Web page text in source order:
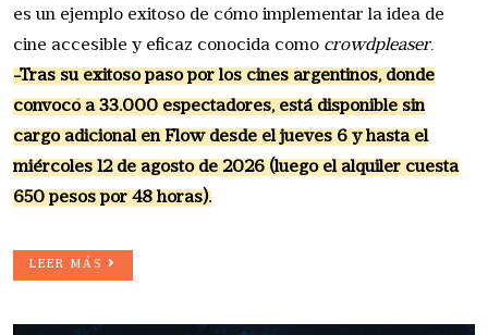
es un ejemplo exitoso de cómo implementar la idea de
cine accesible y eficaz conocida como crowdpleaser.
-Tras su exitoso paso por los cines argentinos, donde
convocó a 33.000 espectadores, está disponible sin
cargo adicional en Flow desde el jueves 6 y hasta el
miércoles 12 de agosto de 2026 (luego el alquiler cuesta
650 pesos por 48 horas).
LEER MÁS